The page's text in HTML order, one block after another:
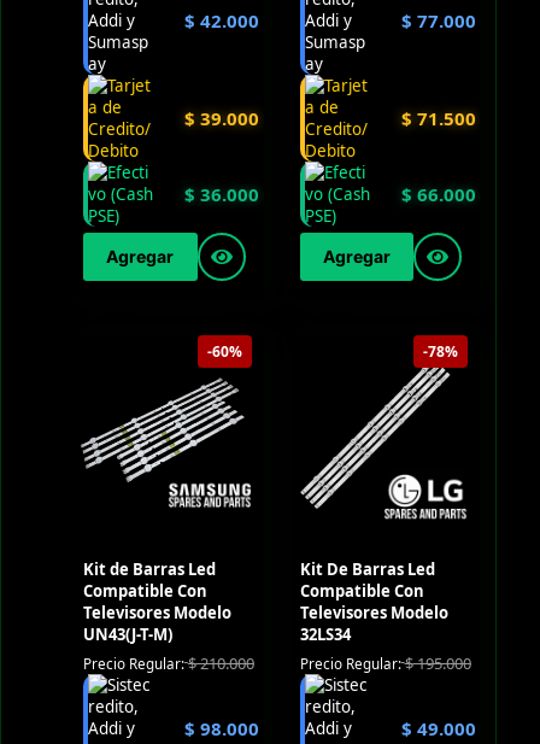
$ 42.000
$ 39.000
$ 36.000
Agregar
$ 77.000
$ 71.500
$ 66.000
Agregar
-60%
Kit de Barras Led
Compatible Con
Televisores Modelo
UN43(J-T-M)
Precio Regular:$210.000
$ 98.000
-78%
Kit De Barras Led
Compatible Con
Televisores Modelo
32LS34
Precio Regular:$195.000
$ 49.000